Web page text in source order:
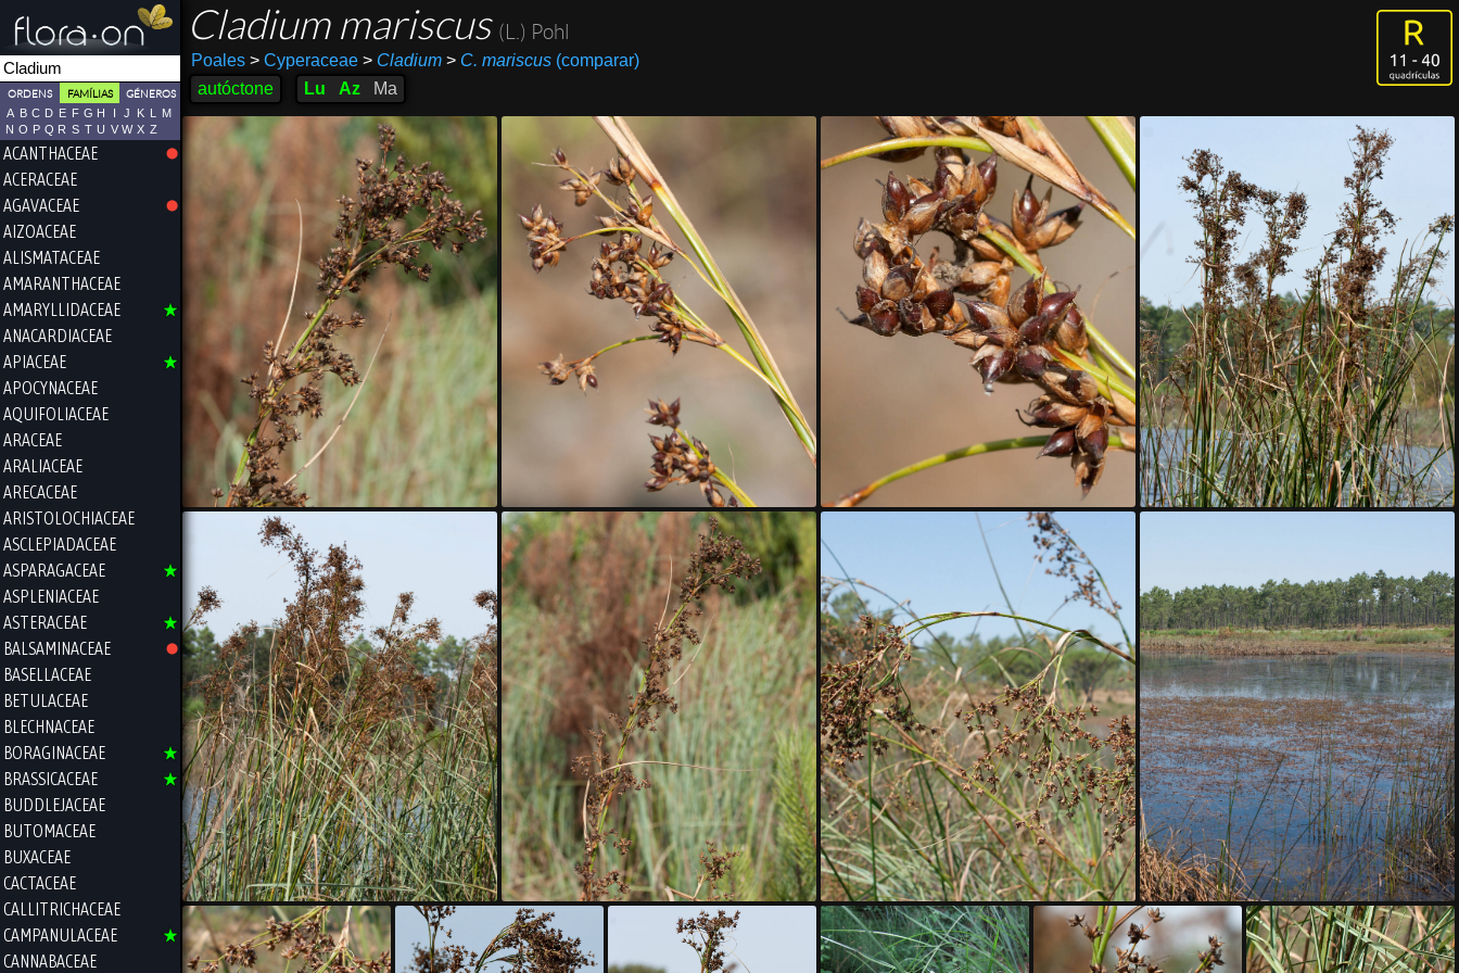
ORDENS FAMÍLIAS GÉNEROS
A B C D E F G H I J K L
M
N O P Q R S T U V W X Z
ACANTHACEAE
ACERACEAE
AGAVACEAE
AIZOACEAE
ALISMATACEAE
AMARANTHACEAE
AMARYLLIDACEAE
ANACARDIACEAE
APIACEAE
APOCYNACEAE
AQUIFOLIACEAE
ARACEAE
ARALIACEAE
ARECACEAE
ARISTOLOCHIACEAE
ASCLEPIADACEAE
ASPARAGACEAE
ASPLENIACEAE
ASTERACEAE
BALSAMINACEAE
BASELLACEAE
BETULACEAE
BLECHNACEAE
BORAGINACEAE
BRASSICACEAE
BUDDLEJACEAE
BUTOMACEAE
BUXACEAE
CACTACEAE
CALLITRICHACEAE
CAMPANULACEAE
CANNABACEAE
Cladium mariscus (L.) Pohl
Poales >Cyperaceae > Cladium > C. mariscus(comparar)
autóctone
Lu Az Ma